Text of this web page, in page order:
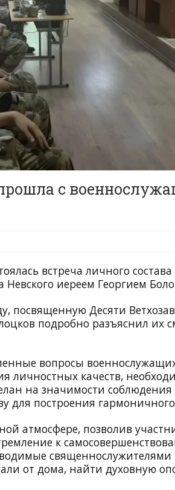
с
встреча личного состава
Невского иереем Георгием
посвященную Десяти
подробно разъяснил их
вопросы
личностных качеств,
на значимости
для построения
атмосфере, позволив
к
священнослужителями
от дома, найти духовную